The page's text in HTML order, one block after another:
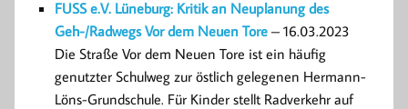
FUSS e.V. Lüneburg: Kritik an Neuplanung des
Geh-/Radwegs Vor dem Neuen Tore – 16.03.2023
Die Straße Vor dem Neuen Tore ist ein häufig
genutzter Schulweg zur östlich gelegenen Hermann-
Löns-Grundschule. Für Kinder stellt Radverkehr auf